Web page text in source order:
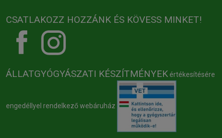
CSATLAKOZZ HOZZÁNK ÉS KÖVESS MINKET!
ÁLLATGYÓGYÁSZATI KÉSZÍTMÉNYEK értékesítésére
engedéllyel rendelkező webáruház